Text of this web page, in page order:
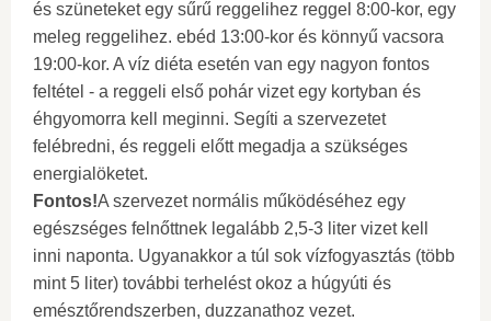
és szüneteket egy sűrű reggelihez reggel 8:00-kor, egy
meleg reggelihez. ebéd 13:00-kor és könnyű vacsora
19:00-kor. A víz diéta esetén van egy nagyon fontos
feltétel - a reggeli első pohár vizet egy kortyban és
éhgyomorra kell meginni. Segíti a szervezetet
felébredni, és reggeli előtt megadja a szükséges
energialöketet.
Fontos!A szervezet normális működéséhez egy
egészséges felnőttnek legalább 2,5-3 liter vizet kell
inni naponta. Ugyanakkor a túl sok vízfogyasztás (több
mint 5 liter) további terhelést okoz a húgyúti és
emésztőrendszerben, duzzanathoz vezet.